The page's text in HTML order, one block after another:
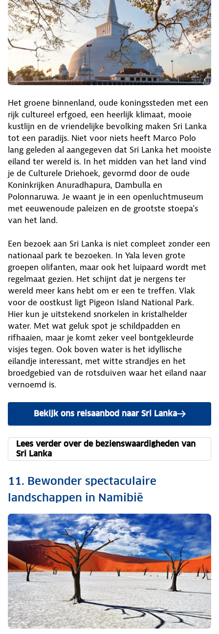
Het groene binnenland, oude koningssteden met een
rijk cultureel erfgoed, een heerlijk klimaat, mooie
kustlijn en de vriendelijke bevolking maken Sri Lanka
tot een paradijs. Niet voor niets heeft Marco Polo
lang geleden al aangegeven dat Sri Lanka het mooiste
eiland ter wereld is. In het midden van het land vind
je de Culturele Driehoek, gevormd door de oude
Koninkrijken Anuradhapura, Dambulla en
Polonnaruwa. Je waant je in een openluchtmuseum
met eeuwenoude paleizen en de grootste stoepa’s
van het land.
Een bezoek aan Sri Lanka is niet compleet zonder een
nationaal park te bezoeken. In Yala leven grote
groepen olifanten, maar ook het luipaard wordt met
regelmaat gezien. Het schijnt dat je nergens ter
wereld meer kans hebt om er een te treffen. Vlak
voor de oostkust ligt Pigeon Island National Park.
Hier kun je uitstekend snorkelen in kristalhelder
water. Met wat geluk spot je schildpadden en
rifhaaien, maar je komt zeker veel bontgekleurde
visjes tegen. Ook boven water is het idyllische
eilandje interessant, met witte strandjes en het
broedgebied van de rotsduiven waar het eiland naar
vernoemd is.
Bekijk ons reisaanbod naar Sri Lanka
Lees verder over de bezienswaardigheden van
Sri Lanka
11. Bewonder spectaculaire
landschappen in Namibië